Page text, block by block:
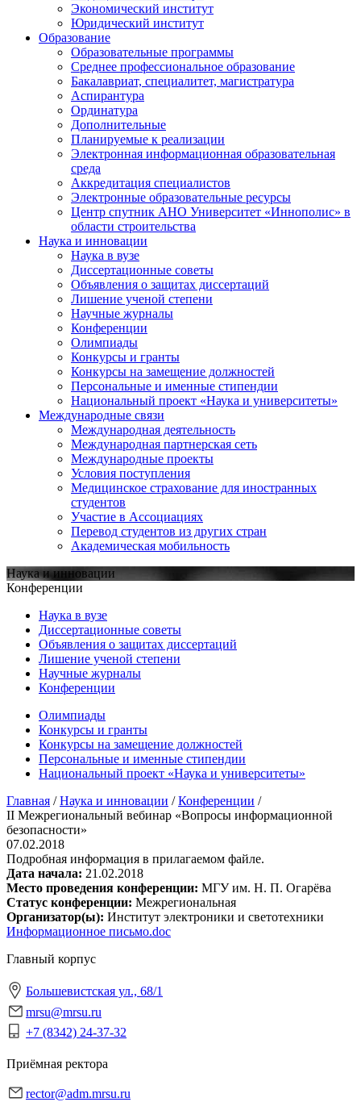
Экономический институт
Юридический институт
Образование
Образовательные программы
Среднее профессиональное образование
Бакалавриат, специалитет, магистратура
Аспирантура
Ординатура
Дополнительные
Планируемые к реализации
Электронная информационная образовательная
среда
Аккредитация специалистов
Электронные образовательные ресурсы
Центр спутник АНО Университет «Иннополис» в
области строительства
Наука и инновации
Наука в вузе
Диссертационные советы
Объявления о защитах диссертаций
Лишение ученой степени
Научные журналы
Конференции
Олимпиады
Конкурсы и гранты
Конкурсы на замещение должностей
Персональные и именные стипендии
Национальный проект «Наука и университеты»
Международные связи
Международная деятельность
Международная партнерская сеть
Международные проекты
Условия поступления
Медицинское страхование для иностранных
студентов
Участие в Ассоциациях
Перевод студентов из других стран
Академическая мобильность
Наука и инновации
Конференции
Наука в вузе
Диссертационные советы
Объявления о защитах диссертаций
Лишение ученой степени
Научные журналы
Конференции
Олимпиады
Конкурсы и гранты
Конкурсы на замещение должностей
Персональные и именные стипендии
Национальный проект «Наука и университеты»
Главная /Наука и инновации /Конференции /
II Межрегиональный вебинар «Вопросы информационной
безопасности»
07.02.2018
Подробная информация в прилагаемом файле.
Дата начала: 21.02.2018
Место проведения конференции: МГУ им. Н. П. Огарёва
Статус конференции: Межрегиональная
Организатор(ы): Институт электроники и светотехники
Информационное письмо.doc
Главный корпус
Большевистская ул., 68/1
mrsu@mrsu.ru
+7 (8342) 24-37-32
Приёмная ректора
rector@adm.mrsu.ru